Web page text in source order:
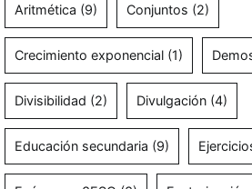
Aritmética (9) Conjuntos (2)
Crecimiento exponencial (1)
Divisibilidad (2) Divulgación (4)
Educación secundaria (9)